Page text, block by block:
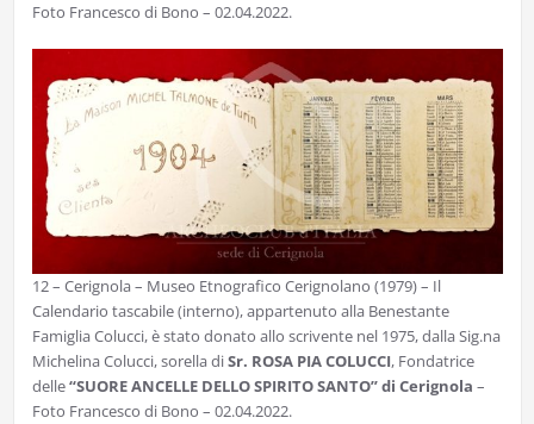
Foto Francesco di Bono – 02.04.2022.
12 – Cerignola – Museo Etnografico Cerignolano (1979) – Il
Calendario tascabile (interno), appartenuto alla Benestante
Famiglia Colucci, è stato donato allo scrivente nel 1975, dalla Sig.na
Michelina Colucci, sorella diSr. ROSA PIA COLUCCI, Fondatrice
delle“SUORE ANCELLE DELLO SPIRITO SANTO” di Cerignola –
Foto Francesco di Bono – 02.04.2022.